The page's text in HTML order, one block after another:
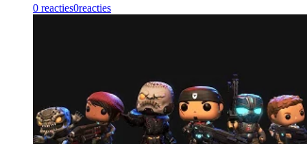
0 reacties0reacties